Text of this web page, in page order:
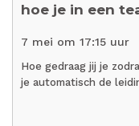
hoe je in een
7 mei om 17:15 uur
Hoe gedraag jij je
je automatisch de